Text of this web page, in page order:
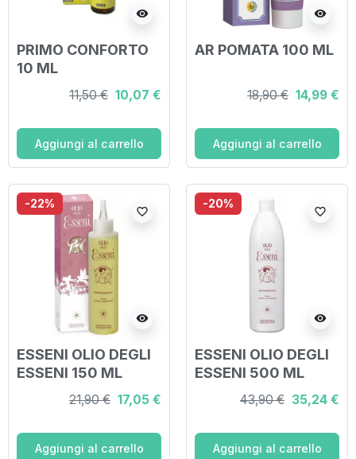
visibility
PRIMO CONFORTO
10 ML
11,50 € 10,07 €
Aggiungi al carrello
visibility
AR POMATA 100 ML
18,90 € 14,99 €
Aggiungi al carrello
-22%
visibility
favorite_border
ESSENI OLIO DEGLI
ESSENI 150 ML
21,90 € 17,05 €
Aggiungi al carrello
-20%
visibility
favorite_border
ESSENI OLIO DEGLI
ESSENI 500 ML
43,90 € 35,24 €
Aggiungi al carrello